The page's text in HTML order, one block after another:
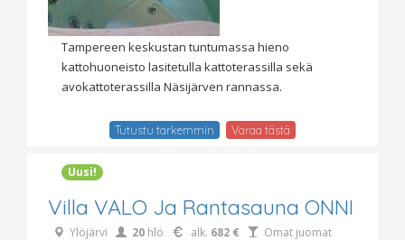
Tampereen keskustan tuntumassa hieno
kattohuoneisto lasitetulla kattoterassilla sekä
avokattoterassilla Näsijärven rannassa.
Tutustu tarkemmin Varaa tästä
Uusi!
Villa VALO Ja Rantasauna ONNI
Ylöjärvi 20 hlö alk. 682 € Omat juomat